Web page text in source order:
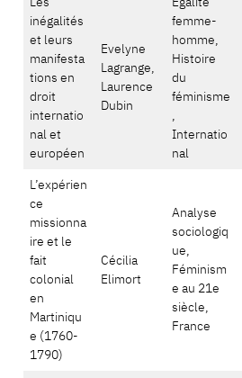
inégalités
et leurs
manifesta
tions en
droit
internatio
nal et
européen
Evelyne
Lagrange,
Laurence
Dubin
femme-
homme,
Histoire
du
féminisme
,
Internatio
nal
L’expérien
ce
missionna
ire et le
fait
colonial
en
Martiniqu
e (1760-
1790)
Cécilia
Elimort
Analyse
sociologiq
ue,
Féminism
e au 21e
siècle,
France